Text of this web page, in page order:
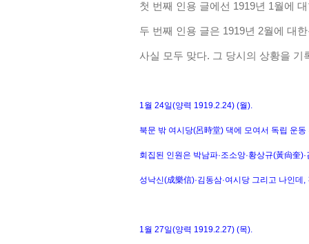
첫 번째 인용 글에선 1919년 1월에
두 번째 인용 글은 1919년 2월에 대
사실 모두 맞다. 그 당시의 상황을
1월 24일(양력 1919.2.24) (월).
북문 밖 여시당(呂時堂) 댁에 모여서 독립 운
회집된 인원은 박남파·조소앙·황상규(黃尙奎
성낙신(成樂信)·김동삼·여시당 그리고 나인
1월 27일(양력 1919.2.27) (목).